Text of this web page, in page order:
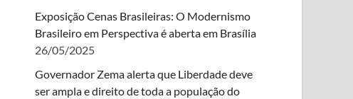
Exposição Cenas Brasileiras: O Modernismo
Brasileiro em Perspectiva é aberta em Brasília
26/05/2025
Governador Zema alerta que Liberdade deve
ser ampla e direito de toda a população do